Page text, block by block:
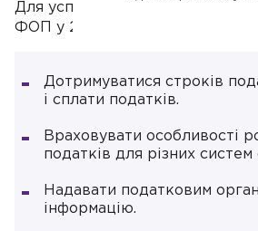
Для успішного завершення
ФОП у 2024 році підприємцю
Дотримуватися строків
і сплати податків.
Враховувати особливості
податків для різних
Надавати податковим
інформацію.